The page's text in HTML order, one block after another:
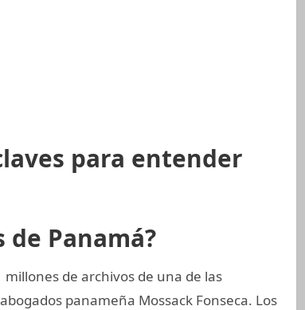
para entender
de Panamá?
de archivos de una de las
panameña Mossack Fonseca. Los